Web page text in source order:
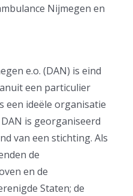
Nijmegen en
e.o. (DAN) is eind
een particulier
een ideële organisatie
is georganiseerd
van een stichting. Als
de
en de
Staten; de